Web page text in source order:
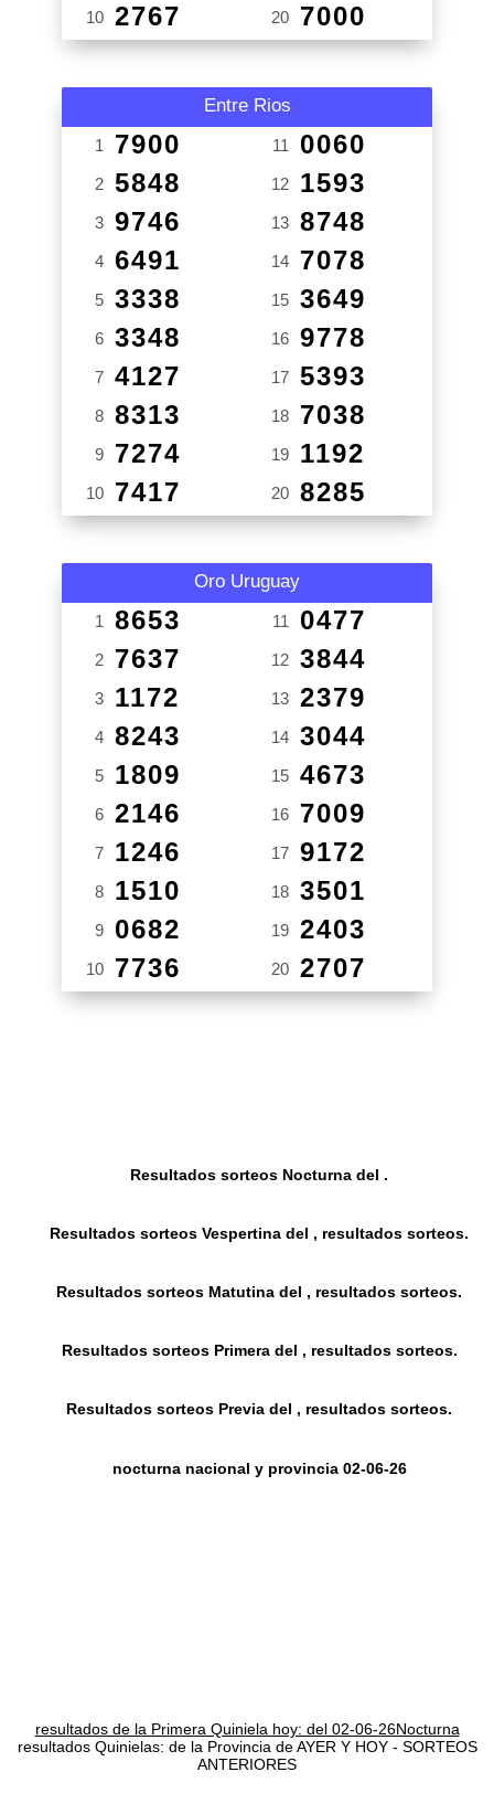
10 2767 20 7000
Entre Rios
1 7900
2 5848
3 9746
4 6491
5 3338
6 3348
7 4127
8 8313
9 7274
10 7417
11 0060
12 1593
13 8748
14 7078
15 3649
16 9778
17 5393
18 7038
19 1192
20 8285
Oro Uruguay
1 8653
2 7637
3 1172
4 8243
5 1809
6 2146
7 1246
8 1510
9 0682
10 7736
11 0477
12 3844
13 2379
14 3044
15 4673
16 7009
17 9172
18 3501
19 2403
20 2707
Resultados sorteos Nocturna del .
Resultados sorteos Vespertina del , resultados sorteos.
Resultados sorteos Matutina del , resultados sorteos.
Resultados sorteos Primera del , resultados sorteos.
Resultados sorteos Previa del , resultados sorteos.
nocturna nacional y provincia 02-06-26
resultados de la Primera Quiniela hoy: del 02-06-26Nocturna
resultados Quinielas: de la Provincia de AYER Y HOY - SORTEOS
ANTERIORES